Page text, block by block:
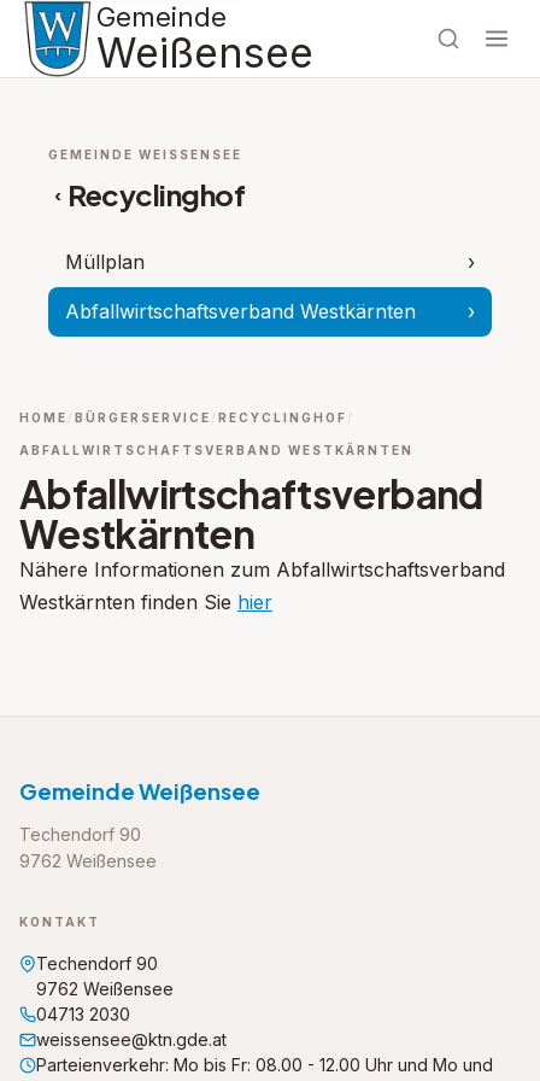
Gemeinde
Weißensee
GEMEINDE WEISSENSEE
‹ Recyclinghof
Müllplan ›
Abfallwirtschaftsverband Westkärnten ›
HOME BÜRGERSERVICE RECYCLINGHOF
ABFALLWIRTSCHAFTSVERBAND WESTKÄRNTEN
Abfallwirtschaftsverband
Westkärnten
Nähere Informationen zum Abfallwirtschaftsverband
Westkärnten finden Sie hier
Gemeinde Weißensee
Techendorf 90
9762 Weißensee
KONTAKT
Techendorf 90
9762 Weißensee
04713 2030
weissensee@ktn.gde.at
Parteienverkehr: Mo bis Fr: 08.00 - 12.00 Uhr und Mo und